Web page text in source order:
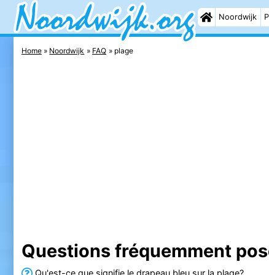
Noordwijk
Home Noordwijk FAQ plage
Questions fréquemment
Qu'est-ce que signifie le drapeau bleu sur la plage?